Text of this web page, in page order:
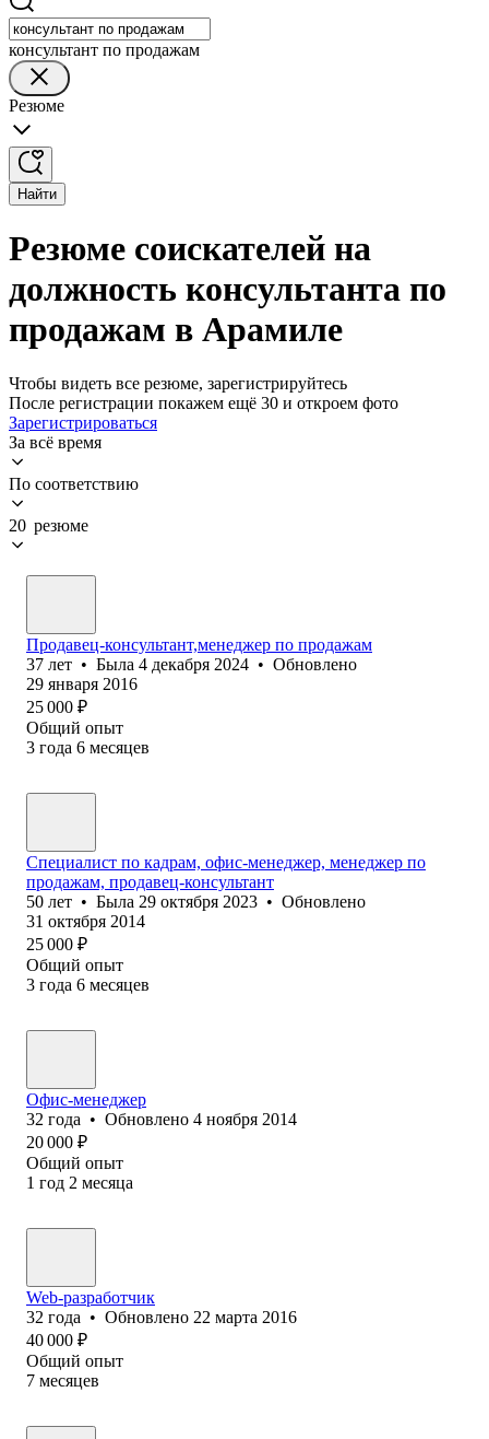
консультант по продажам
Резюме
Найти
Резюме соискателей на
должность консультанта по
продажам в Арамиле
Чтобы видеть все резюме, зарегистрируйтесь
После регистрации покажем ещё 30 и откроем фото
Зарегистрироваться
За всё время
По соответствию
20 резюме
Продавец-консультант,менеджер по продажам
37 лет • Была 4 декабря 2024 • Обновлено
29 января 2016
25 000 ₽
Общий опыт
3 года 6 месяцев
Специалист по кадрам, офис-менеджер, менеджер по
продажам, продавец-консультант
50 лет • Была 29 октября 2023 • Обновлено
31 октября 2014
25 000 ₽
Общий опыт
3 года 6 месяцев
Офис-менеджер
32 года • Обновлено 4 ноября 2014
20 000 ₽
Общий опыт
1 год 2 месяца
Web-разработчик
32 года • Обновлено 22 марта 2016
40 000 ₽
Общий опыт
7 месяцев